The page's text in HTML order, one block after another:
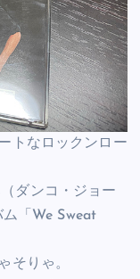
トなロックンロー
ダンコ・ジョー
「We Sweat
そりゃ。